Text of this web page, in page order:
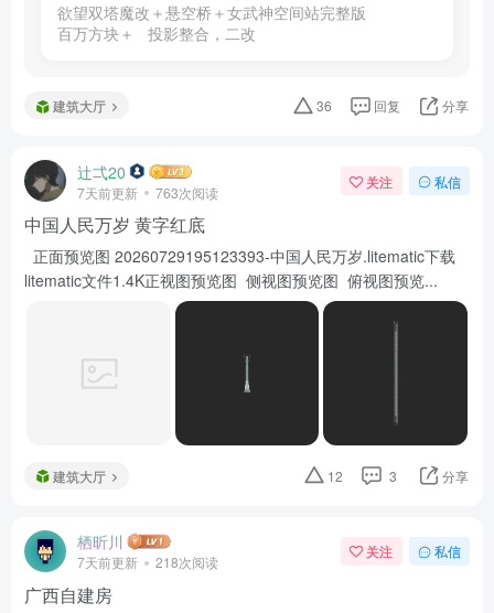
欲望双塔魔改＋悬空桥＋女武神空间站完整版
百万方块＋   投影整合，二改
建筑大厅 36 回复 分享
辻弌20
7天前更新 763次阅读
关注 私信
中国人民万岁 黄字红底
正面预览图 20260729195123393-中国人民万岁.litematic下载
litematic文件1.4K正视图预览图 侧视图预览图 俯视图预览...
建筑大厅 12 3 分享
栖昕川
7天前更新 218次阅读
关注 私信
广西自建房